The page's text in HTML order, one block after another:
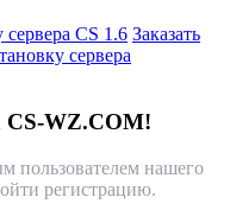
сервера CS 1.6 Заказать
сервера
CS-WZ.COM!
пользователем нашего
регистрацию.